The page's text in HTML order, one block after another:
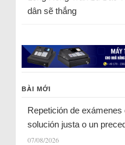
dân sẽ thắng
BÀI MỚI
Repetición de
solución justa o un
07/08/2026